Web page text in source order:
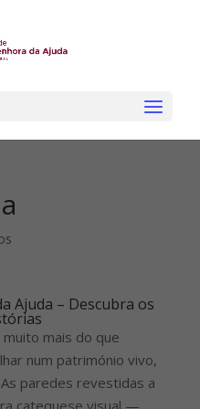
Ajuda – Descubra os
mais do que
num património vivo,
paredes revestidas a
catequese visual —